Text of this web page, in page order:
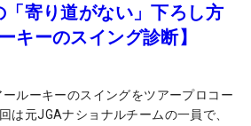
寄り道がない」下ろし方
キーのスイング診断】
ルーキーのスイングをツアープロコー
は元JGAナショナルチームの一員で、